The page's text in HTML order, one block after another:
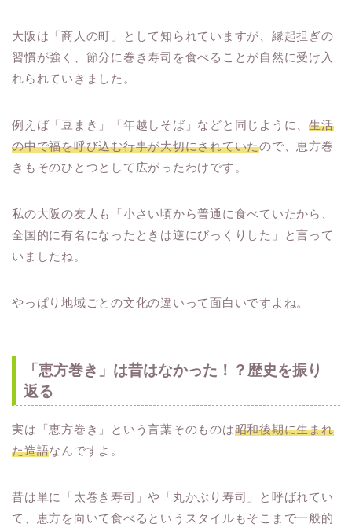
大阪は「商人の町」として知られていますが、縁起担ぎの
習慣が強く、節分に巻き寿司を食べることが自然に受け入
れられていきました。
例えば「豆まき」「年越しそば」などと同じように、生活
の中で福を呼び込む行事が大切にされていたので、恵方巻
きもそのひとつとして広がったわけです。
私の大阪の友人も「小さい頃から普通に食べていたから、
全国的に有名になったときは逆にびっくりした」と言って
いましたね。
やっぱり地域ごとの文化の違いって面白いですよね。
「恵方巻き」は昔はなかった！？歴史を振り
返る
実は「恵方巻き」という言葉そのものは昭和後期に生まれ
た造語なんですよ。
昔は単に「太巻き寿司」や「丸かぶり寿司」と呼ばれてい
て、恵方を向いて食べるというスタイルもそこまで一般的